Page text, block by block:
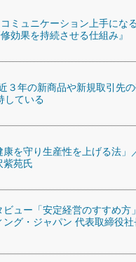
ミュニケーション上手にな
効果を持続させる仕組み』
３年の新商品や新規取引先
している
康を守り生産性を上げる法」
苑氏
ビュー「安定経営のすすめ方
ング・ジャパン 代表取締役